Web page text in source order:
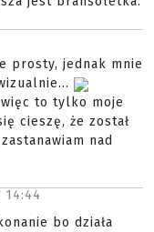
prosty, jednak mnie
to tylko moje
cieszę, że został
nad
14:44
bo działa